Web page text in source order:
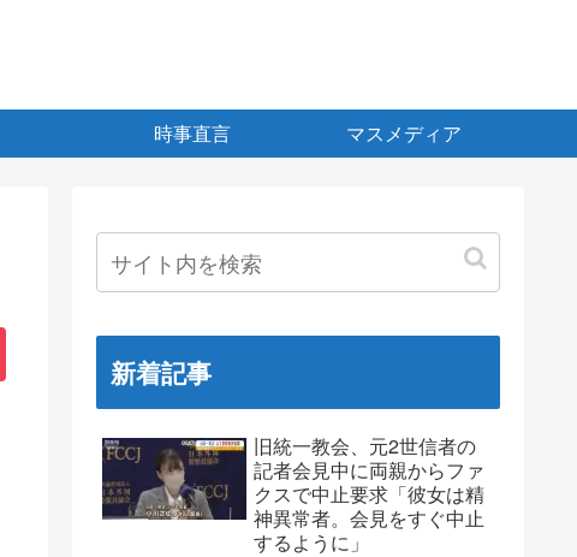
時事直言 マスメディア
新着記事
旧統一教会、元2世信者の
記者会見中に両親からファ
クスで中止要求「彼女は精
神異常者。会見をすぐ中止
するように」